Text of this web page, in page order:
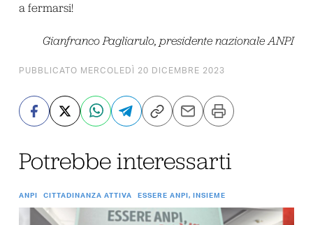
a fermarsi!
Gianfranco Pagliarulo, presidente nazionale ANPI
PUBBLICATO MERCOLEDÌ 20 DICEMBRE 2023
Potrebbe interessarti
ANPI CITTADINANZA ATTIVA ESSERE ANPI, INSIEME